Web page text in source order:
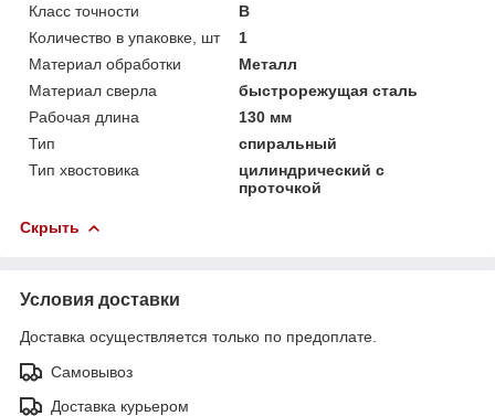
Класс точности
В
Количество в упаковке, шт
1
Материал обработки
Металл
Материал сверла
быстрорежущая сталь
Рабочая длина
130 мм
Тип
спиральный
Тип хвостовика
цилиндрический с
проточкой
Скрыть
Условия доставки
Доставка осуществляется только по предоплате.
Самовывоз
Доставка курьером